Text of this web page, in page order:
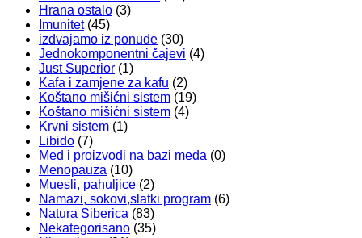
Hrana ostalo (3)
Imunitet (45)
izdvajamo iz ponude (30)
Jednokomponentni čajevi (4)
Just Superior (1)
Kafa i zamjene za kafu (2)
Koštano mišićni sistem (19)
Koštano mišićni sistem (4)
Krvni sistem (1)
Libido (7)
Med i proizvodi na bazi meda (0)
Menopauza (10)
Muesli, pahuljice (2)
Namazi, sokovi,slatki program (6)
Natura Siberica (83)
Nekategorisano (35)